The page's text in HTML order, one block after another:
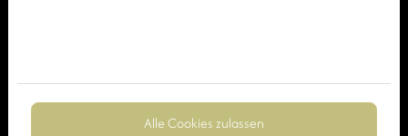
Alle Cookies zulassen